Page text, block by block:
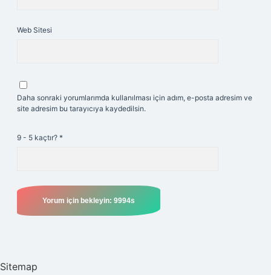
Web Sitesi
Daha sonraki yorumlarımda kullanılması için adım, e-posta adresim ve
site adresim bu tarayıcıya kaydedilsin.
9 - 5 kaçtır? *
Sitemap